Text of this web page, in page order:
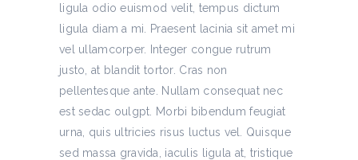
ligula odio euismod velit, tempus dictum
ligula diam a mi. Praesent lacinia sit amet mi
vel ullamcorper. Integer congue rutrum
justo, at blandit tortor. Cras non
pellentesque ante. Nullam consequat nec
est sedac oulgpt. Morbi bibendum feugiat
urna, quis ultricies risus luctus vel. Quisque
sed massa gravida, iaculis ligula at, tristique